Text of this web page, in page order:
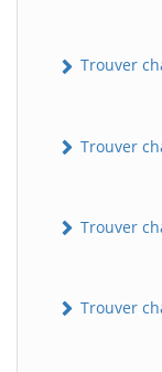
Trouver
Trouver
Trouver
Trouver